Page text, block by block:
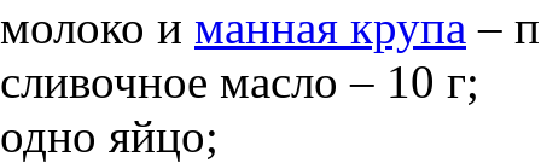
молоко и манная крупа –
сливочное масло – 10 г;
одно яйцо;